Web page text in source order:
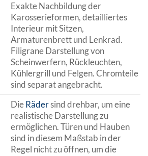
Exakte Nachbildung der
Karosserieformen, detailliertes
Interieur mit Sitzen,
Armaturenbrett und Lenkrad.
Filigrane Darstellung von
Scheinwerfern, Rückleuchten,
Kühlergrill und Felgen. Chromteile
sind separat angebracht.
DieRädersind drehbar, um eine
realistische Darstellung zu
ermöglichen. Türen und Hauben
sind in diesem Maßstab in der
Regel nicht zu öffnen, um die